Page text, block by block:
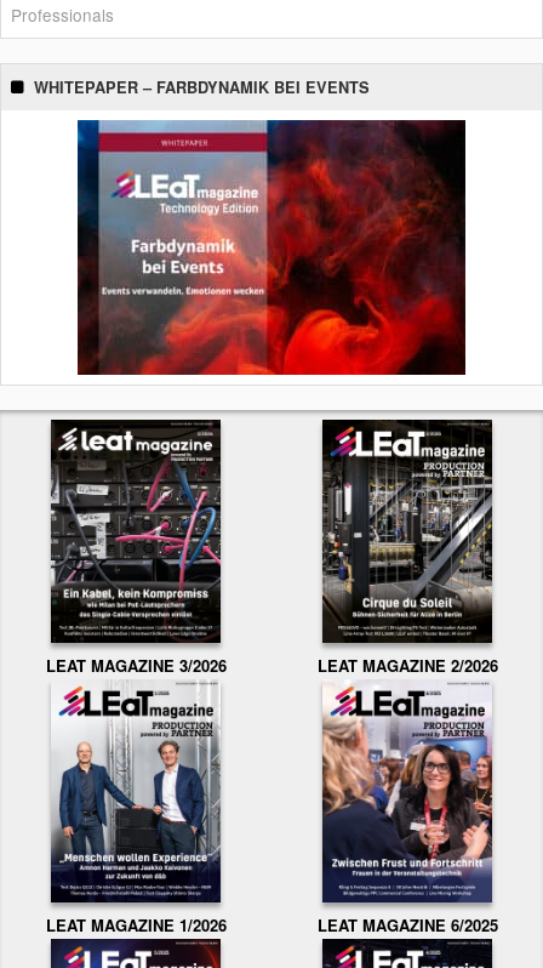
Professionals
WHITEPAPER – FARBDYNAMIK BEI EVENTS
LEAT MAGAZINE 3/2026 LEAT MAGAZINE 2/2026
LEAT MAGAZINE 1/2026 LEAT MAGAZINE 6/2025